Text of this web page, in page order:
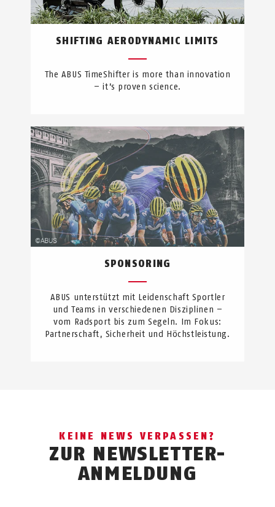
SHIFTING AERODYNAMIC LIMITS
The ABUS TimeShifter is more than innovation
– it’s proven science.
SPONSORING
ABUS unterstützt mit Leidenschaft Sportler
und Teams in verschiedenen Disziplinen –
vom Radsport bis zum Segeln. Im Fokus:
Partnerschaft, Sicherheit und Höchstleistung.
KEINE NEWS VERPASSEN?
ZUR NEWSLETTER-
ANMELDUNG